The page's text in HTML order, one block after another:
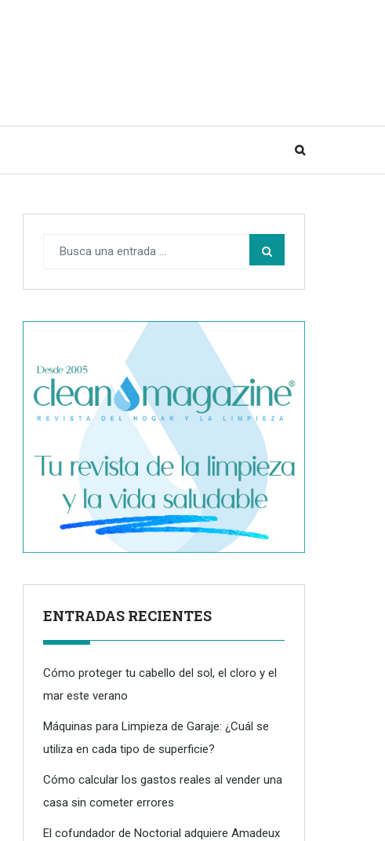
ENTRADAS RECIENTES
Cómo proteger tu cabello del sol, el cloro y el
mar este verano
Máquinas para Limpieza de Garaje: ¿Cuál se
utiliza en cada tipo de superficie?
Cómo calcular los gastos reales al vender una
casa sin cometer errores
El cofundador de Noctorial adquiere Amadeux